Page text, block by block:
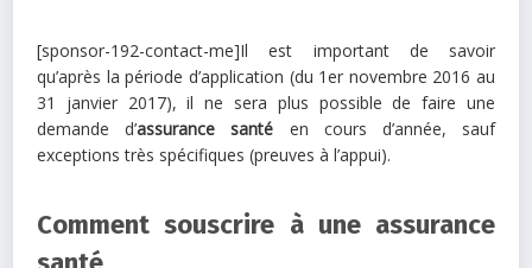
[sponsor-192-contact-me]Il est important de savoir
qu’après la période d’application (du 1er novembre 2016 au
31 janvier 2017), il ne sera plus possible de faire une
demande d’assurance santé en cours d’année, sauf
exceptions très spécifiques (preuves à l’appui).
Comment souscrire à une assurance